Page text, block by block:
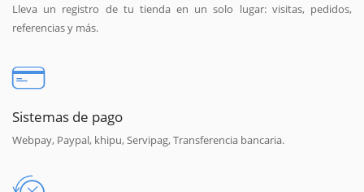
Lleva un registro de tu tienda en un solo lugar: visitas, pedidos,
referencias y más.
Sistemas de pago
Webpay, Paypal, khipu, Servipag, Transferencia bancaria.